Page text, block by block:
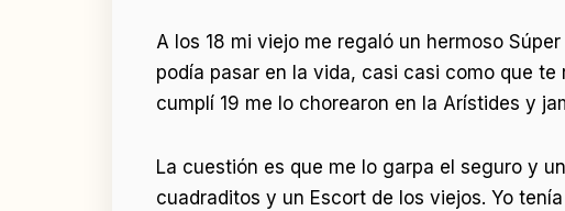
A los 18 mi viejo me regaló un hermoso
podía pasar en la vida, casi casi como que
cumplí 19 me lo chorearon en la Arístides y
La cuestión es que me lo garpa el seguro y
cuadraditos y un Escort de los viejos. Yo